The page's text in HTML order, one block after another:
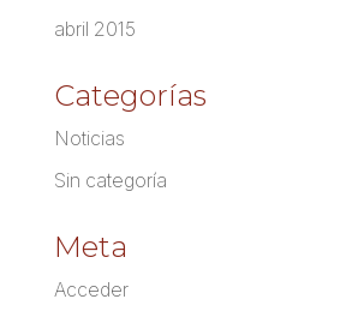
abril 2015
Categorías
Noticias
Sin categoría
Meta
Acceder